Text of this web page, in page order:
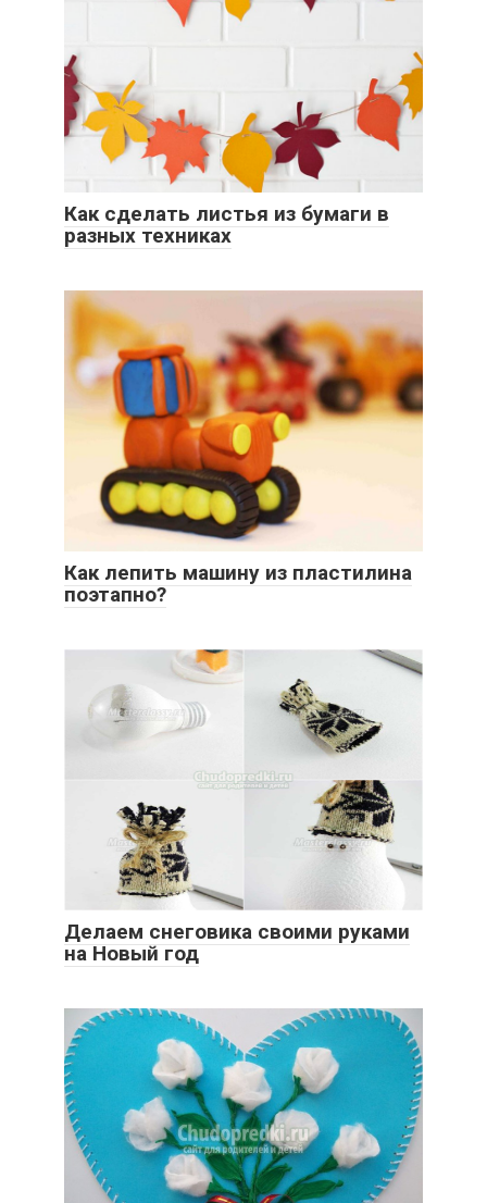
Как сделать листья из бумаги в
разных техниках
Как лепить машину из пластилина
поэтапно?
Делаем снеговика своими руками
на Новый год